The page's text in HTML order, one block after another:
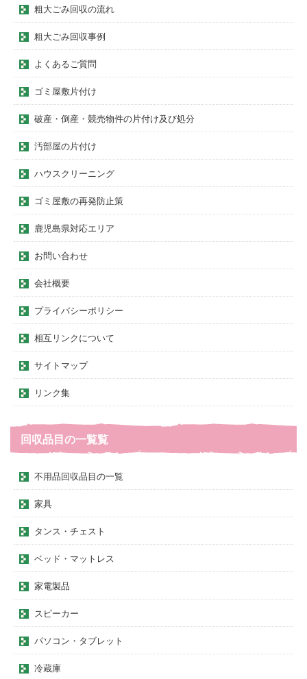
粗大ごみ回収の流れ
粗大ごみ回収事例
よくあるご質問
ゴミ屋敷片付け
破産・倒産・競売物件の片付け及び処分
汚部屋の片付け
ハウスクリーニング
ゴミ屋敷の再発防止策
鹿児島県対応エリア
お問い合わせ
会社概要
プライバシーポリシー
相互リンクについて
サイトマップ
リンク集
回収品目の一覧覧
不用品回収品目の一覧
家具
タンス・チェスト
ベッド・マットレス
家電製品
スピーカー
パソコン・タブレット
冷蔵庫